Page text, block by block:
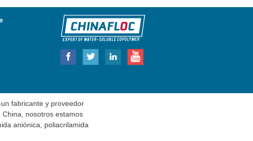
fabricante y proveedor
China, nosotros estamos
aniónica, poliacrilamida